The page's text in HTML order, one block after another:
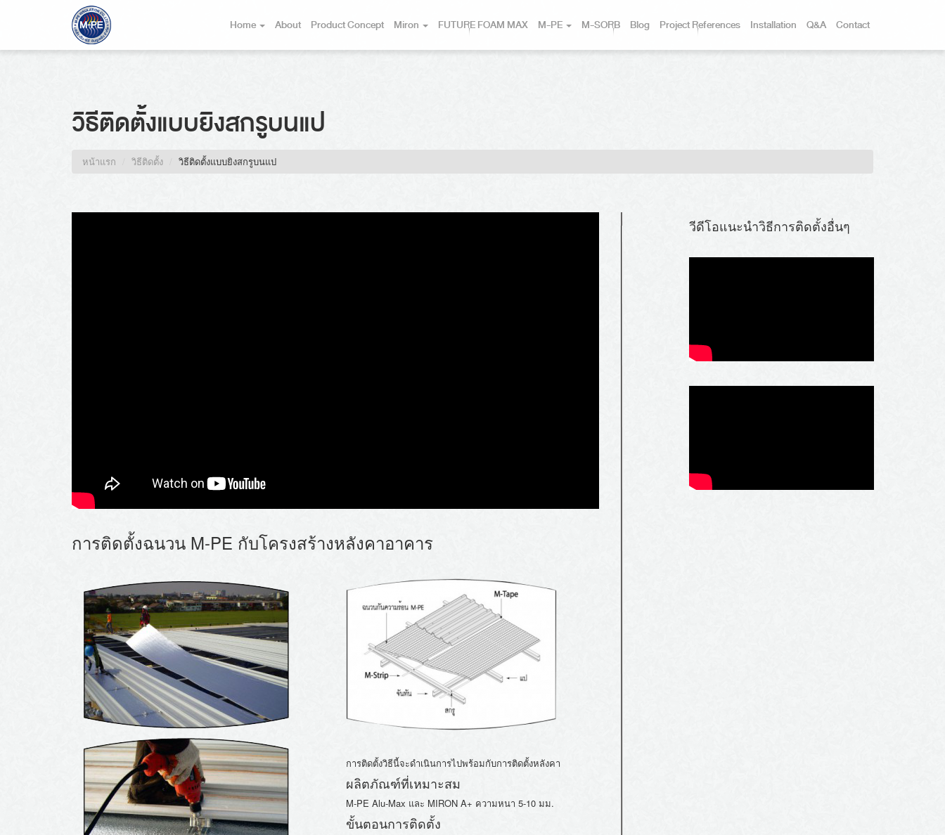
Home About Product Concept Miron FUTURE FOAM MAX M-PE M-SORB Blog Project References Installation Q&A Contact
วิธีติดตั้งแบบยิงสกรูบนแป
หน้าแรก วิธีติดตั้ง วิธีติดตั้งแบบยิงสกรูบนแป
วีดีโอแนะนำวิธีการติดตั้งอื่นๆ
การติดตั้งฉนวน M-PE กับโครงสร้างหลังคาอาคาร
การติดตั้งวิธีนี้จะดำเนินการไปพร้อมกับการติดตั้งหลังคา
ผลิตภัณฑ์ที่เหมาะสม
M-PE Alu-Max และ MIRON A+ ความหนา 5-10 มม.
ขั้นตอนการติดตั้ง